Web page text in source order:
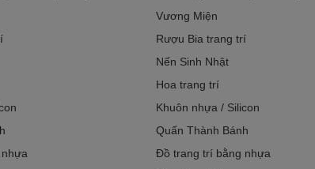
Vương Miện
Rượu Bia trang trí
Nến Sinh Nhật
Hoa trang trí
Khuôn nhựa / Silicon
Quấn Thành Bánh
Đồ trang trí bằng nhựa